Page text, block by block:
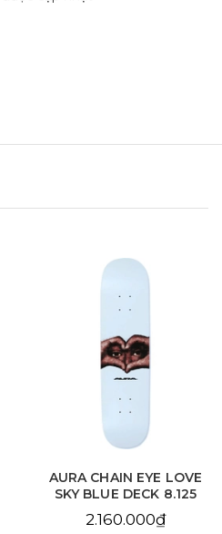
AURA CHAIN EYE LOVE
SKY BLUE DECK 8.125
2.160.000₫